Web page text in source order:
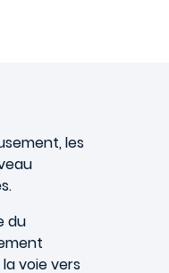
les
du
voie vers